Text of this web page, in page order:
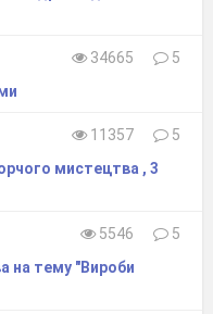
34665
5
11357
5
мистецтва , 3
5546
5
на тему "Вироби